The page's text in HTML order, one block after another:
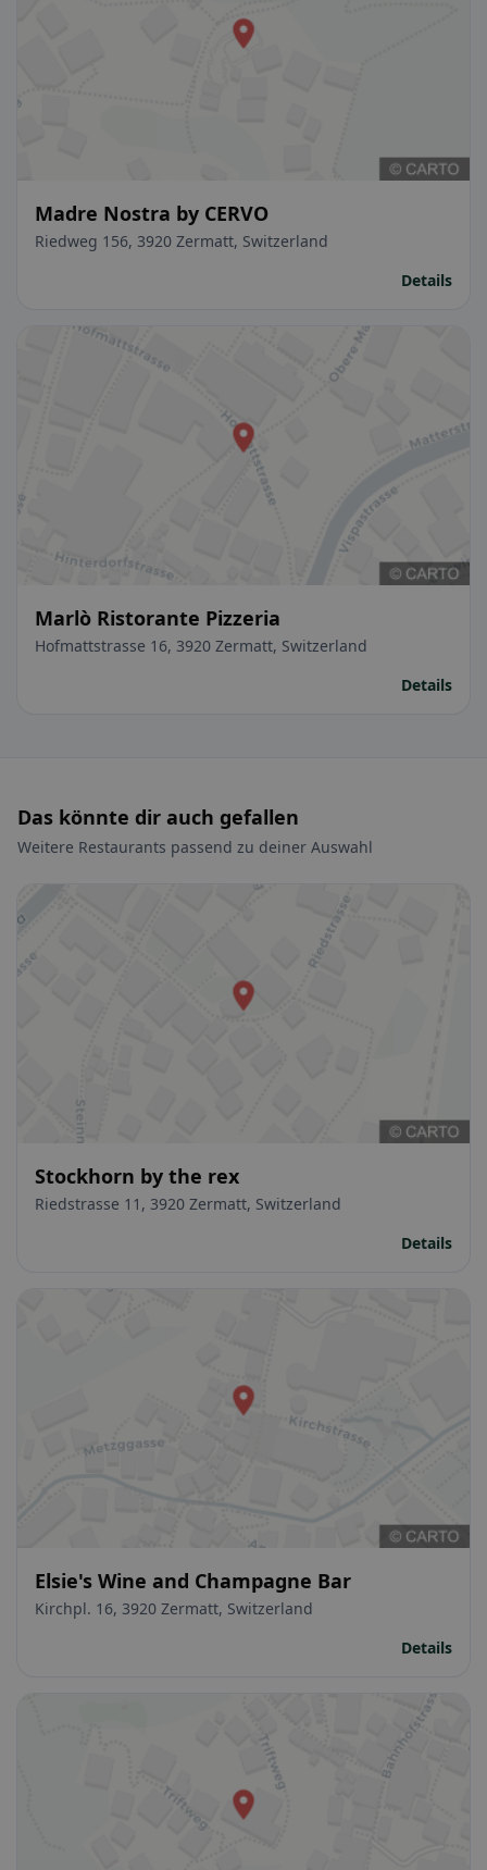
Madre Nostra by CERVO
Riedweg 156, 3920 Zermatt, Switzerland
Details
Marlò Ristorante Pizzeria
Hofmattstrasse 16, 3920 Zermatt, Switzerland
Details
Das könnte dir auch gefallen
Weitere Restaurants passend zu deiner Auswahl
Stockhorn by the rex
Riedstrasse 11, 3920 Zermatt, Switzerland
Details
Elsie's Wine and Champagne Bar
Kirchpl. 16, 3920 Zermatt, Switzerland
Details